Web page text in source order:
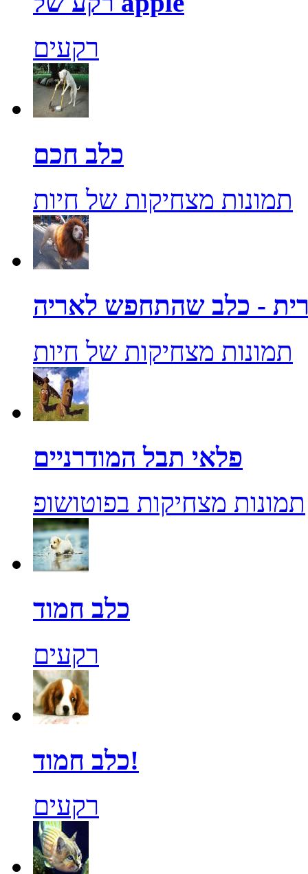
רקעים
כלב חכם
תמונות מצחיקות של חיות
- כלב שהתחפש לאריה
תמונות מצחיקות של חיות
פלאי תבל המודרניים
תמונות מצחיקות בפוטושופ
כלב חמוד
רקעים
כלב חמוד!
רקעים